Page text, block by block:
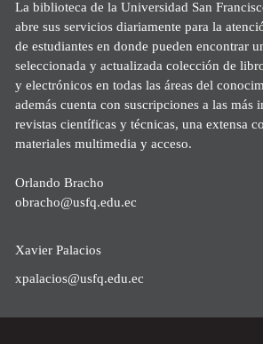
La biblioteca de la Universidad San
abre sus servicios diariamente para la
de estudiantes en donde pueden encontrar
seleccionada y actualizada colección de
y electrónicos en todas las áreas del
además cuenta con suscripciones a las más
revistas científicas y técnicas, una extensa
materiales multimedia y acceso.
Orlando Bracho
obracho@usfq.edu.ec
Xavier Palacios
xpalacios@usfq.edu.ec